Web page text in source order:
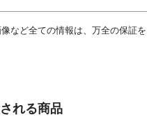
など全ての情報は、万全の保証
れる商品